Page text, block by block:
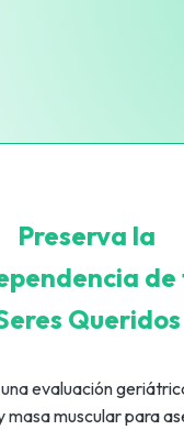
Preserva la
de
Queridos
evaluación
masa muscular para